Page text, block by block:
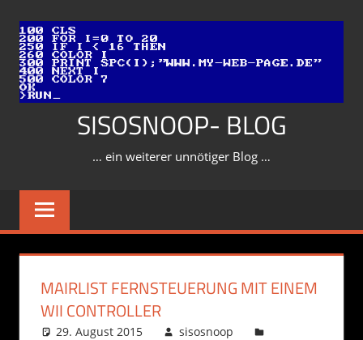
Inhalt
springen
SISOSNOOP- BLOG
… ein weiterer unnötiger Blog …
MAIRLIST FERNSTEUERUNG MIT EINEM
WII CONTROLLER
29. August 2015
sisosnoop